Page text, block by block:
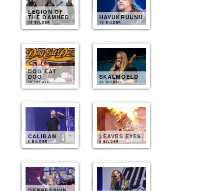
LEGION OF
THE DAMNED
10 BILDER
HAVUKRUUNU
10 BILDER
DOG EAT
DOG
10 BILDER
SKALMOELD
10 BILDER
CALIBAN
9 BILDER
LEAVES EYES
9 BILDER